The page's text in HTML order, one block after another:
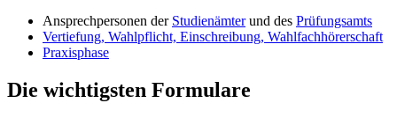
Ansprechpersonen der Studienämterund des Prüfungsamts
Vertiefung, Wahlpflicht, Einschreibung, Wahlfachhörerschaft
Praxisphase
Die wichtigsten Formulare